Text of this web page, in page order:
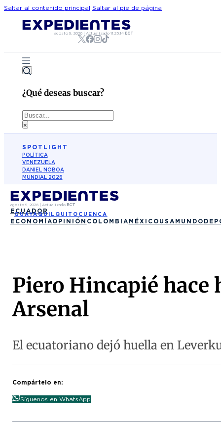
Saltar al contenido principal Saltar al pie de página
agosto 9, 2026| Actualizado 11:25:14 ECT
¿Qué deseas buscar?
Buscar
×
SPOTLIGHT
POLÍTICA
VENEZUELA
DANIEL NOBOA
MUNDIAL 2026
agosto 9, 2026| Actualizado ECT
ECUADOR
GUAYAQUIL QUITO CUENCA
ECONOMÍAOPINIÓN COLOMBIA MÉXICO USA MUNDO
Piero Hincapié
Arsenal
El ecuatoriano dejó huella en
Compártelo en:
Síguenos en WhatsApp